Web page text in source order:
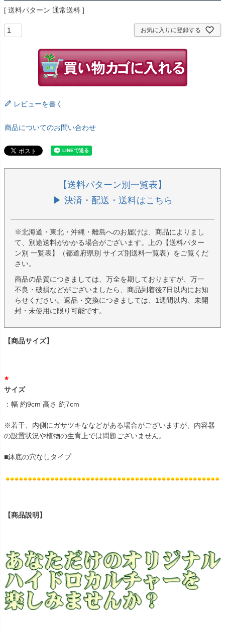
送料パターン 通常送料
お気に入りに登録する
レビューを書く
商品についてのお問い合わせ
【送料パターン別一覧表】
▶ 決済・配送・送料はこちら
※北海道・東北・沖縄・離島へのお届けは、商品によりまし
て、別途送料がかかる場合がございます。上の【送料パター
ン別 一覧表】（都道府県別 サイズ別送料一覧表）をご覧くだ
さい。
商品の品質につきましては、万全を期しておりますが、万一
不良・破損などがございましたら、商品到着後7日以内にお知
らせください。返品・交換につきましては、1週間以内、未開
封・未使用に限り可能です。
【商品サイズ】
サイズ
：幅 約9cm 高さ 約7cm
※若干、内側にガサツキななどがある場合がございますが、内容器
の設置状況や植物の生育上では問題ございません。
■鉢底の穴なしタイプ
【商品説明】